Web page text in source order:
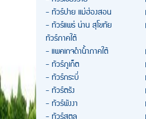
- ทัวร์ปาย แม่ฮ่องสอน
- ทัวร์แพร่ น่าน สุโขทัย
ทัวร์ภาคใต้
- แพคเกจดำน้ำภาคใต้
- ทัวร์ภูเก็ต
- ทัวร์กระบี่
- ทัวร์ตรัง
- ทัวร์พังงา